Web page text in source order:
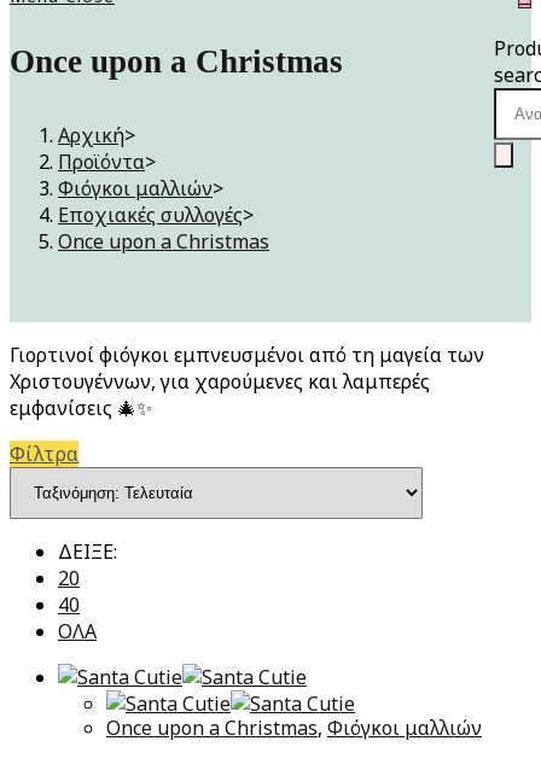
Once upon a Christmas
Αρχική>
Προϊόντα>
Φιόγκοι μαλλιών>
Εποχιακές συλλογές>
Once upon a Christmas
Γιορτινοί φιόγκοι εμπνευσμένοι από τη μαγεία των
Χριστουγέννων, για χαρούμενες και λαμπερές
εμφανίσεις 🎄✨
Φίλτρα
ΔΕΙΞΕ:
20
40
ΟΛΑ
Once upon a Christmas, Φιόγκοι μαλλιών